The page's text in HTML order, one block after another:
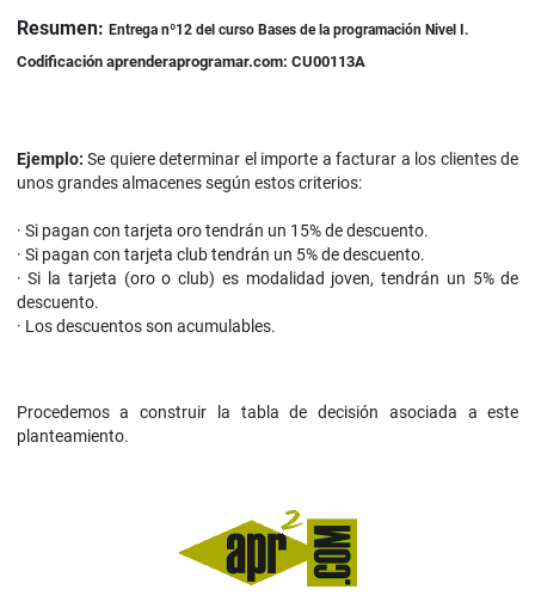
Detalles
Resumen: Entrega nº12 del curso Bases de la programación Nivel I.
Codificación aprenderaprogramar.com: CU00113A
Ejemplo: Se quiere determinar el importe a facturar a los clientes de
unos grandes almacenes según estos criterios:
· Si pagan con tarjeta oro tendrán un 15% de descuento.
· Si pagan con tarjeta club tendrán un 5% de descuento.
· Si la tarjeta (oro o club) es modalidad joven, tendrán un 5% de
descuento.
· Los descuentos son acumulables.
Procedemos a construir la tabla de decisión asociada a este
planteamiento.